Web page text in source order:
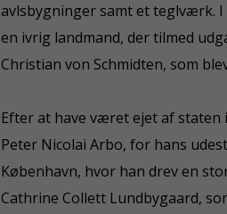
avlsbygninger samt et teglværk. I
en ivrig landmand, der tilmed
Christian von Schmidten, som
Efter at have været ejet af staten
Peter Nicolai Arbo, for hans
København, hvor han drev en
Cathrine Collett Lundbygaard,